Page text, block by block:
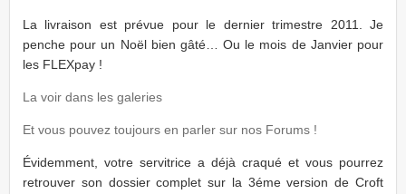
La livraison est prévue pour le dernier trimestre 2011. Je
penche pour un Noël bien gâté… Ou le mois de Janvier pour
les FLEXpay !
La voir dans les galeries
Et vous pouvez toujours en parler sur nos Forums !
Évidemment, votre servitrice a déjà craqué et vous pourrez
retrouver son dossier complet sur la 3éme version de Croft